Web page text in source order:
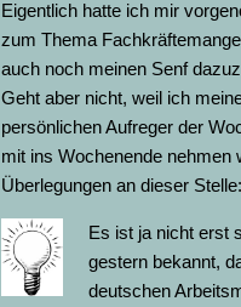
Eigentlich hatte ich mir
zum Thema
auch noch meinen Senf
Geht aber nicht, weil ich
persönlichen Aufreger der
mit ins Wochenende nehmen
Überlegungen an dieser Stelle:
Es ist ja nicht erst
gestern bekannt,
deutschen